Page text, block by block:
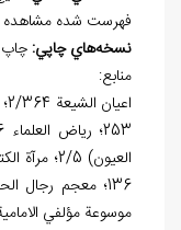
فهرست شده
نسخههاي چاپي:
منابع:
موسوعة مؤلفي الامامية 2/212-